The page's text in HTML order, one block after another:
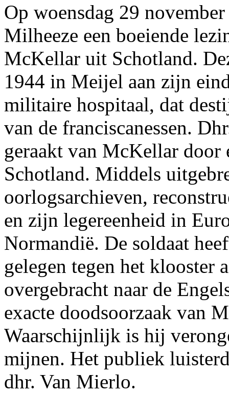
Op woensdag 29
Milheeze een boeiende
McKellar uit Schotland.
1944 in Meijel aan zijn
militaire hospitaal, dat
van de franciscanessen.
geraakt van McKellar
Schotland. Middels
oorlogsarchieven,
en zijn legereenheid in
Normandië. De soldaat
gelegen tegen het klooster
overgebracht naar de
exacte doodsoorzaak van
Waarschijnlijk is hij
mijnen. Het publiek
dhr. Van Mierlo.